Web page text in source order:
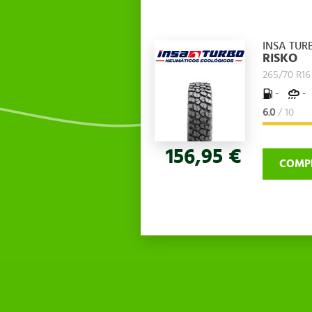
INSA
RISKO
265/70 R16
-
-
6.0/ 10
156,95 €